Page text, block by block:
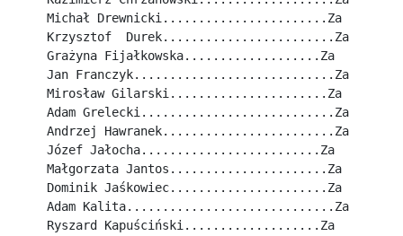
Michał Drewnicki.......................Za
Krzysztof  Durek........................Za
Grażyna Fijałkowska...................Za
Jan Franczyk............................Za
Mirosław Gilarski......................Za
Adam Grelecki...........................Za
Andrzej Hawranek........................Za
Józef Jałocha.........................Za
Małgorzata Jantos......................Za
Dominik Jaśkowiec......................Za
Adam Kalita.............................Za
Ryszard Kapuściński...................Za